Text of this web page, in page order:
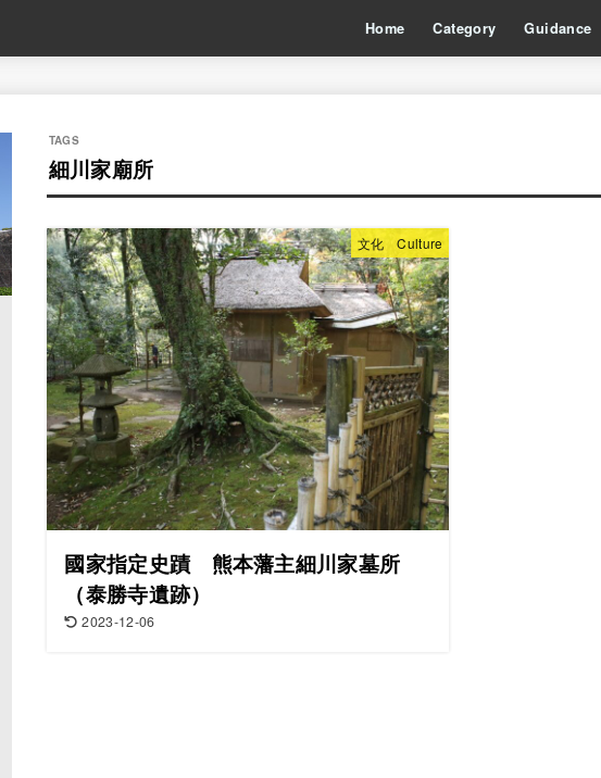
Home Category Guidance
細川家廟所
文化 Culture
國家指定史蹟 熊本藩主細川家墓所
（泰勝寺遺跡）
2023-12-06